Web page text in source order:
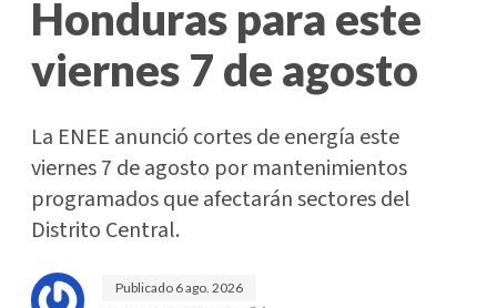
Honduras para este
viernes 7 de agosto
La ENEE anunció cortes de energía este
viernes 7 de agosto por mantenimientos
programados que afectarán sectores del
Distrito Central.
Publicado 6 ago. 2026